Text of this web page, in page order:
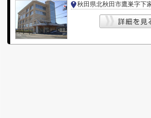
秋田県北秋田市鷹巣字下